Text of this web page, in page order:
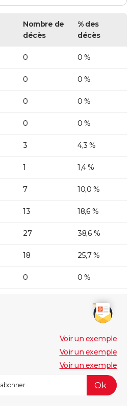
Nombre de
décès
% des
décès
0 0 %
0 0 %
0 0 %
0 0 %
3 4,3 %
1 1,4 %
7 10,0 %
13 18,6 %
27 38,6 %
18 25,7 %
0 0 %
Voir un exemple
Voir un exemple
Voir un exemple